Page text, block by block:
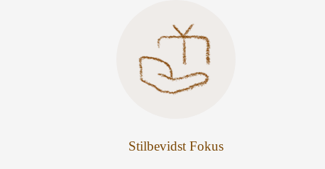
Stilbevidst Fokus